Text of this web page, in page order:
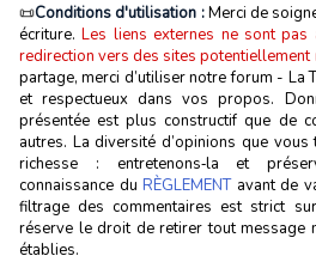
📜Conditions d'utilisation :Merci de
écriture.Les liens externes ne sont pas
redirection vers des sites potentiellement
partage, merci d’utiliser notre forum - La
et respectueux dans vos propos.
présentée est plus constructif que de
autres. La diversité d’opinions que
richesse : entretenons‑la et
connaissance du RÈGLEMENTavant de
filtrage des commentaires est strict
réserve le droit de retirer tout message
établies.